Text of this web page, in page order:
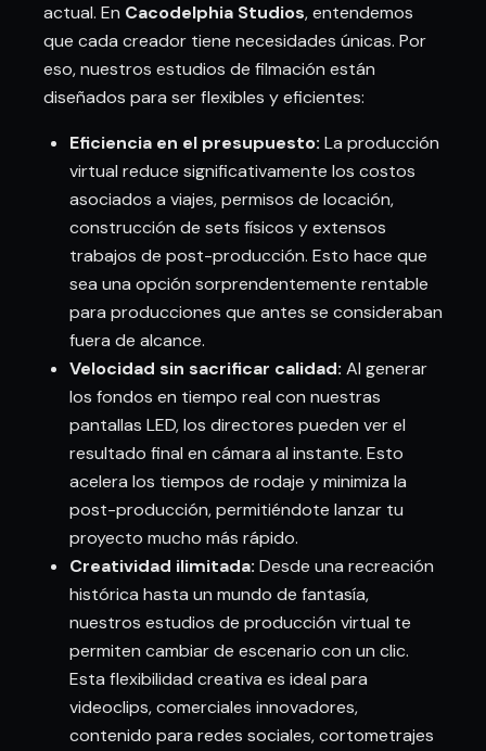
actual. En Cacodelphia Studios, entendemos
que cada creador tiene necesidades únicas. Por
eso, nuestros estudios de filmación están
diseñados para ser flexibles y eficientes:
Eficiencia en el presupuesto: La producción
virtual reduce significativamente los costos
asociados a viajes, permisos de locación,
construcción de sets físicos y extensos
trabajos de post-producción. Esto hace que
sea una opción sorprendentemente rentable
para producciones que antes se consideraban
fuera de alcance.
Velocidad sin sacrificar calidad: Al generar
los fondos en tiempo real con nuestras
pantallas LED, los directores pueden ver el
resultado final en cámara al instante. Esto
acelera los tiempos de rodaje y minimiza la
post-producción, permitiéndote lanzar tu
proyecto mucho más rápido.
Creatividad ilimitada: Desde una recreación
histórica hasta un mundo de fantasía,
nuestros estudios de producción virtual te
permiten cambiar de escenario con un clic.
Esta flexibilidad creativa es ideal para
videoclips, comerciales innovadores,
contenido para redes sociales, cortometrajes